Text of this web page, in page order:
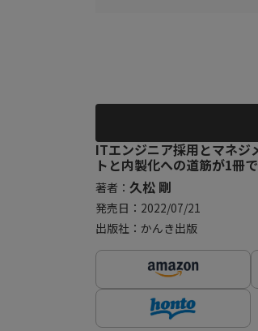
ITエンジニア採用とマネジ
トと内製化への道筋が1冊
著者： 久松 剛
発売日：2022/07/21
出版社：かんき出版